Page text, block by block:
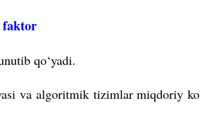
faktor
qo‘yadi.
va algoritmik tizimlar miqdoriy